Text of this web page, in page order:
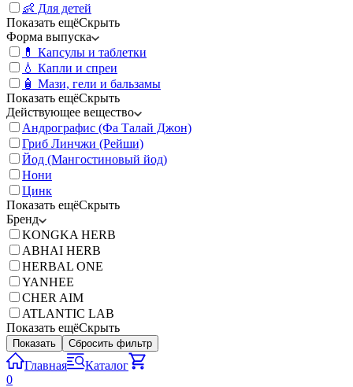
👶 Для детей
Показать ещёСкрыть
Форма выпуска
💊 Капсулы и таблетки
💧 Капли и спреи
🧴 Мази, гели и бальзамы
Показать ещёСкрыть
Действующее вещество
Андрографис (Фа Талай Джон)
Гриб Линчжи (Рейши)
Йод (Мангостиновый йод)
Нони
Цинк
Показать ещёСкрыть
Бренд
KONGKA HERB
ABHAI HERB
HERBAL ONE
YANHEE
CHER AIM
ATLANTIC LAB
Показать ещёСкрыть
Показать Сбросить фильтр
Главная
Каталог
0